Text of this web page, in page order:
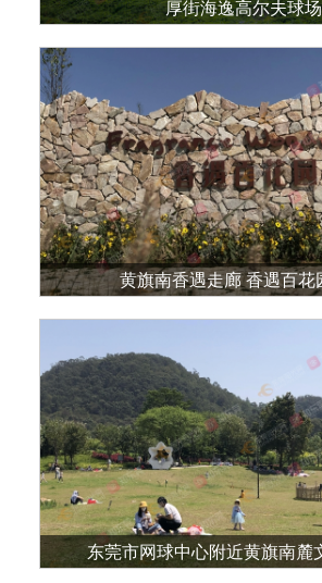
厚街海逸高尔夫球场
黄旗南香遇走廊 香遇百花
东莞市网球中心附近黄旗南麓